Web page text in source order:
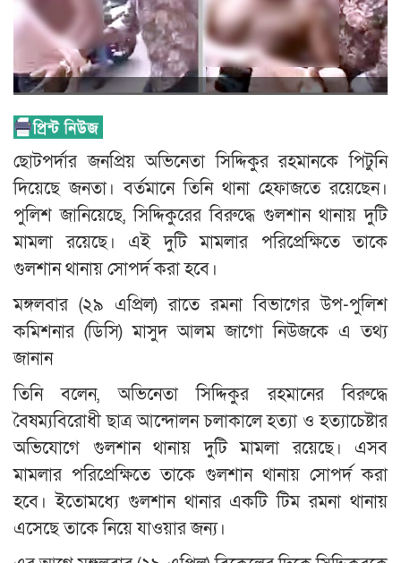
ছোটপর্দার জনপ্রিয় অভিনেতা সিদ্দিকুর রহমানকে পিটুনি
দিয়েছে জনতা। বর্তমানে তিনি থানা হেফাজতে রয়েছেন।
পুলিশ জানিয়েছে, সিদ্দিকুরের বিরুদ্ধে গুলশান থানায় দুটি
মামলা রয়েছে। এই দুটি মামলার পরিপ্রেক্ষিতে তাকে
গুলশান থানায় সোপর্দ করা হবে।
মঙ্গলবার (২৯ এপ্রিল) রাতে রমনা বিভাগের উপ-পুলিশ
কমিশনার (ডিসি) মাসুদ আলম জাগো নিউজকে এ তথ্য
জানান
তিনি বলেন, অভিনেতা সিদ্দিকুর রহমানের বিরুদ্ধে
বৈষম্যবিরোধী ছাত্র আন্দোলন চলাকালে হত্যা ও হত্যাচেষ্টার
অভিযোগে গুলশান থানায় দুটি মামলা রয়েছে। এসব
মামলার পরিপ্রেক্ষিতে তাকে গুলশান থানায় সোপর্দ করা
হবে। ইতোমধ্যে গুলশান থানার একটি টিম রমনা থানায়
এসেছে তাকে নিয়ে যাওয়ার জন্য।